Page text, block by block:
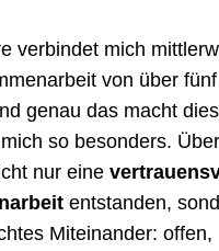
verbindet mich
von über fünf
genau das macht
so besonders.
nur eine
entstanden,
Miteinander: offen,